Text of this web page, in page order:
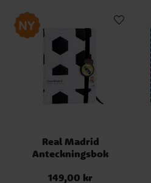
Real Madrid
Anteckningsbok
Pris:149,00 kr
149,00 kr